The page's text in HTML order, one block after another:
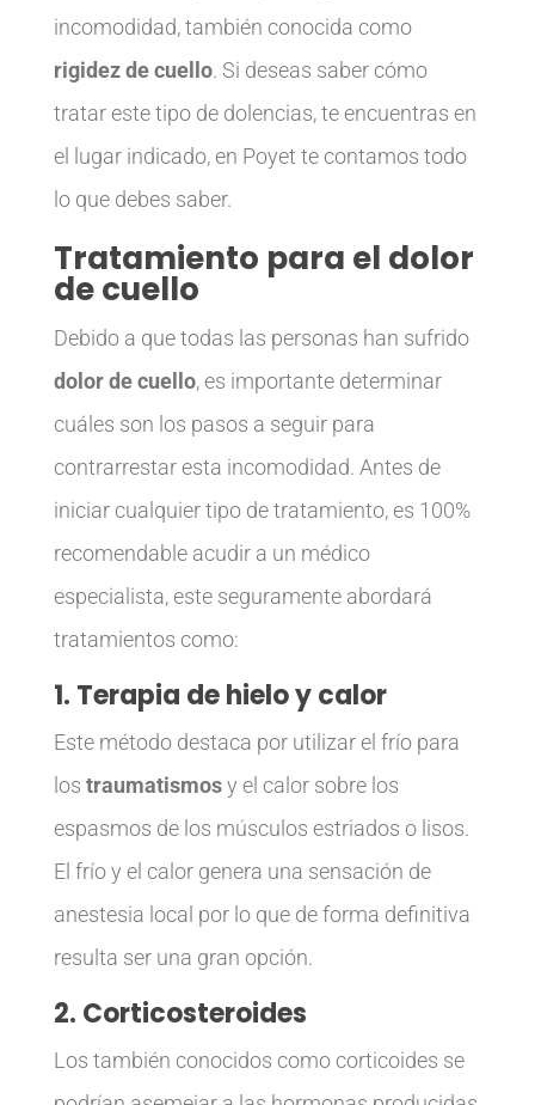
incomodidad, también conocida como
rigidez de cuello. Si deseas saber cómo
tratar este tipo de dolencias, te encuentras en
el lugar indicado, en Poyet te contamos todo
lo que debes saber.
Tratamiento para el dolor
de cuello
Debido a que todas las personas han sufrido
dolor de cuello, es importante determinar
cuáles son los pasos a seguir para
contrarrestar esta incomodidad. Antes de
iniciar cualquier tipo de tratamiento, es 100%
recomendable acudir a un médico
especialista, este seguramente abordará
tratamientos como:
1. Terapia de hielo y calor
Este método destaca por utilizar el frío para
los traumatismosy el calor sobre los
espasmos de los músculos estriados o lisos.
El frío y el calor genera una sensación de
anestesia local por lo que de forma definitiva
resulta ser una gran opción.
2. Corticosteroides
Los también conocidos como corticoides se